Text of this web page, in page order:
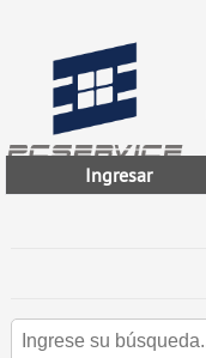
Ingresar